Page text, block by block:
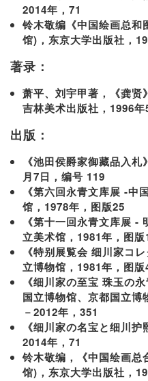
2014年，71
铃木敬编《中国绘画总和
馆)，东京大学出版社，
著录：
萧平、刘宇甲著，《龚贤
吉林美术出版社，1996
出版：
《池田侯爵家御藏品入
月7日，编号 119
《第六回永青文库展 -中
馆，1978年，图版25
《第十一回永青文库展 -
立美术馆，1981年，图版
《特别展覧会 细川家コ
立博物馆，1981年，图
《细川家の至宝 珠玉の
国立博物馆、京都国立
－2012年，351
《细川家の名宝と细川
2014年，71
铃木敬编，《中国绘画总
馆)，东京大学出版社，